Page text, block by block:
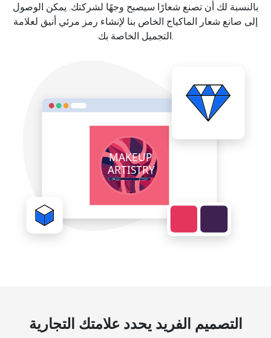
بالنسبة لك أن تصنع شعارًا سيصبح وجهًا لشركتك. يمكن الوصول
إلى صانع شعار الماكياج الخاص بنا لإنشاء رمز مرئي أنيق لعلامة
التجميل الخاصة بك.
التصميم الفريد يحدد علامتك التجارية